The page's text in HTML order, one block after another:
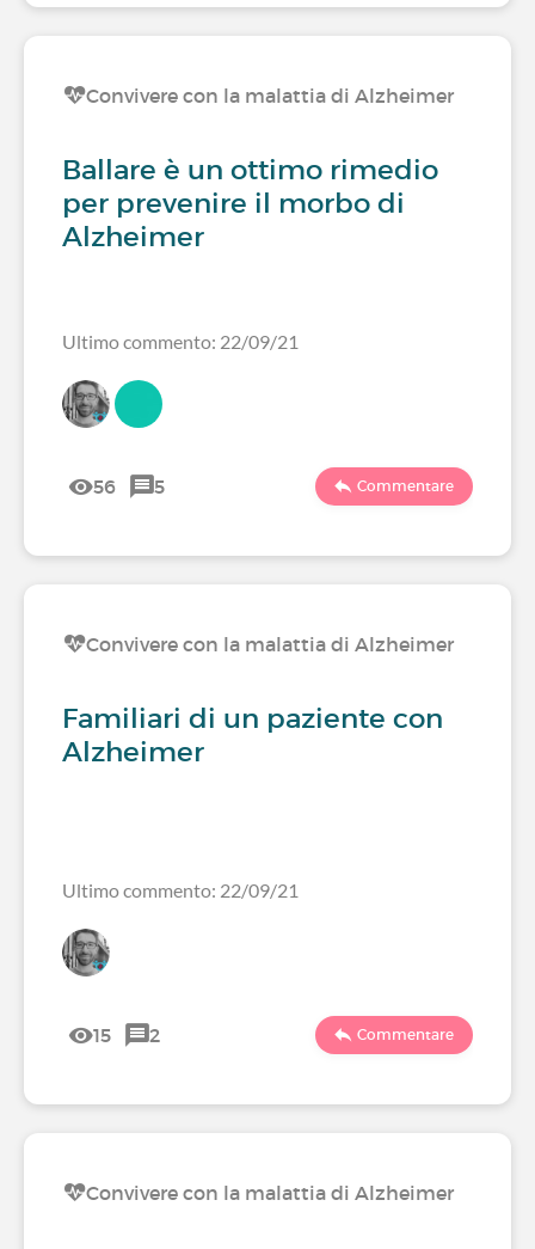
Convivere con la malattia di Alzheimer
Ballare è un ottimo rimedio
per prevenire il morbo di
Alzheimer
Ultimo commento: 22/09/21
56 5 Commentare
Convivere con la malattia di Alzheimer
Familiari di un paziente con
Alzheimer
Ultimo commento: 22/09/21
15 2 Commentare
Convivere con la malattia di Alzheimer